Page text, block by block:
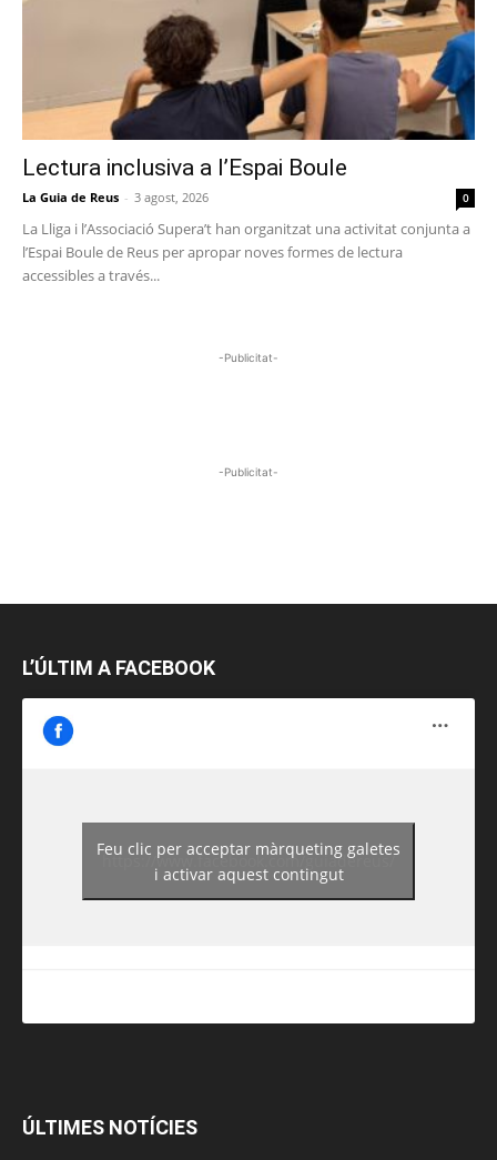
Lectura inclusiva a l’Espai Boule
La Guia de Reus - 3 agost, 2026 0
La Lliga i l’Associació Supera’t han organitzat una activitat conjunta a
l’Espai Boule de Reus per apropar noves formes de lectura
accessibles a través...
-Publicitat-
-Publicitat-
L’ÚLTIM A FACEBOOK
https://www.facebook.com/guiadereus/
Feu clic per acceptar màrqueting galetes
i activar aquest contingut
ÚLTIMES NOTÍCIES